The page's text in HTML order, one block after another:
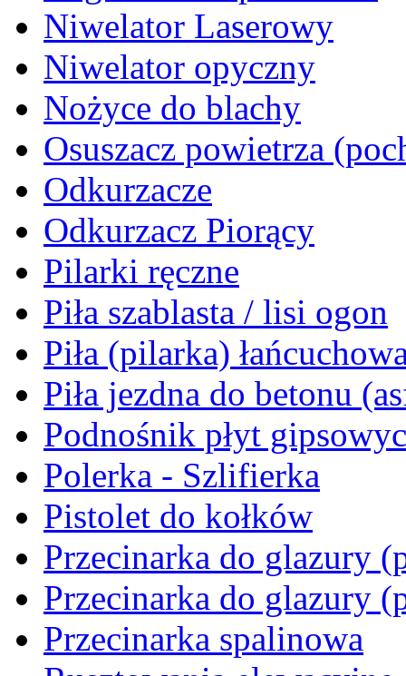
Niwelator Laserowy
Niwelator opyczny
Nożyce do blachy
Osuszacz powietrza
Odkurzacze
Odkurzacz Piorący
Pilarki ręczne
Piła szablasta / lisi ogon
Piła (pilarka)
Piła jezdna do betonu
Podnośnik płyt
Polerka - Szlifierka
Pistolet do kołków
Przecinarka do glazury
Przecinarka do glazury
Przecinarka spalinowa